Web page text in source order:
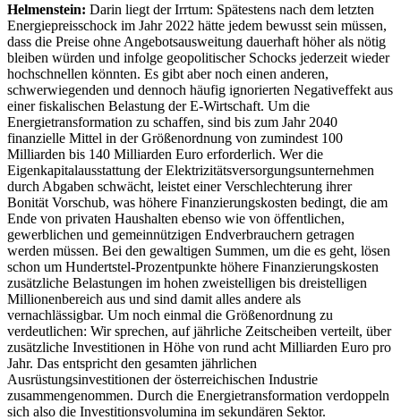
Helmenstein: Darin liegt der Irrtum: Spätestens nach dem letzten
Energiepreisschock im Jahr 2022 hätte jedem bewusst sein müssen,
dass die Preise ohne Angebotsausweitung dauerhaft höher als nötig
bleiben würden und infolge geopolitischer Schocks jederzeit wieder
hochschnellen könnten. Es gibt aber noch einen anderen,
schwerwiegenden und dennoch häufig ignorierten Negativeffekt aus
einer fiskalischen Belastung der E-Wirtschaft. Um die
Energietransformation zu schaffen, sind bis zum Jahr 2040
finanzielle Mittel in der Größenordnung von zumindest 100
Milliarden bis 140 Milliarden Euro erforderlich. Wer die
Eigenkapitalausstattung der Elektrizitätsversorgungsunternehmen
durch Abgaben schwächt, leistet einer Verschlechterung ihrer
Bonität Vorschub, was höhere Finanzierungskosten bedingt, die am
Ende von privaten Haushalten ebenso wie von öffentlichen,
gewerblichen und gemeinnützigen Endverbrauchern getragen
werden müssen. Bei den gewaltigen Summen, um die es geht, lösen
schon um Hundertstel-Prozentpunkte höhere Finanzierungskosten
zusätzliche Belastungen im hohen zweistelligen bis dreistelligen
Millionenbereich aus und sind damit alles andere als
vernachlässigbar. Um noch einmal die Größenordnung zu
verdeutlichen: Wir sprechen, auf jährliche Zeitscheiben verteilt, über
zusätzliche Investitionen in Höhe von rund acht Milliarden Euro pro
Jahr. Das entspricht den gesamten jährlichen
Ausrüstungsinvestitionen der österreichischen Industrie
zusammengenommen. Durch die Energietransformation verdoppeln
sich also die Investitionsvolumina im sekundären Sektor.